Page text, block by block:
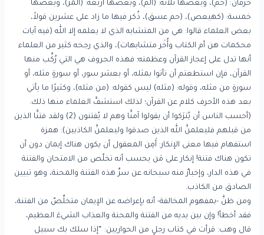
حرفان: (حم)، وبعضها ثلاثة: (ألم)، وبعضها أربعة: (المر)، وبعضها
خمسة: (كهيعص)، (حم عسق)، ذُكر فيها ما زاد على عشرين قولاً،
بعض العلماء قالوا: هي من المتشابه الذي لا يعلمه إلا الله (فيه آيات
محكمات هن أم الكتاب وأُخَر متشابهات)، والذي رجحه كثير من العلماء
أنها تدل على إعجاز القرآن وعظمته؛ فهذه الحروف هي التي رُكِّب منها
القرآن، فإن استطعتم أن تأتوا بمثله، أو بعشر سور، أو سورةٍ مثله، أو
سورةٍ من مثله، وقوله: (مثله) ليس كقوله: (من مثله)، وكثيرًا ما يأتي
بعد هذه الأحرف كلام عن القرآن؛ لذلك استشفَّ العلماء منها ذلك.
(أحسب الناس أن يُترَكوا أن يقولوا آمنَّا وهم لا يُفتنون (2) ولقد فتنَّا الذين
من قبلهم فليعلمنَّ الله الذين صدقوا وليعلمنَّ الكاذبين): همزة
استفهام فيها معنى الإنكار: أَمِن المعقول أن يكون هناك إيمان دون أن
تكون هناك فتنة! إنكار على مَن يحسب أنه تخلّص من الامتحان والفتنة
في هذه الدار، وإخبارٌ منه سبحانه عن سرِّ هذه الفتنة والمحنة، وهو تبيين
الصادق من الكاذب.
ومن ظنَّ -بمفهوم المخالفة- أنه بإعراضه عن الإيمان متخلِّصٌ من الفتنة،
فقد أخطأ! وإن بين يديه من الفتنة والمحنة والعذاب الشيءَ العظيم،
قال وهب: قرأت في كتاب رجلٍ من الحواريين: “إذا سلك بك سبيل